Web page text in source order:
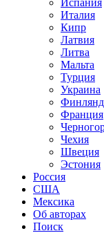
Испания
Италия
Кипр
Латвия
Литва
Мальта
Турция
Украина
Франция
Чехия
Швеция
Эстония
Россия
США
Мексика
Об авторах
Поиск